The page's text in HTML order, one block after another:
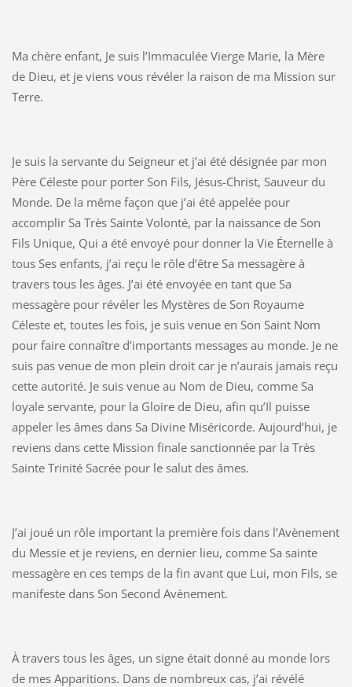
Ma chère enfant, Je suis l’Immaculée Vierge Marie, la Mère
de Dieu, et je viens vous révéler la raison de ma Mission sur
Terre.
Je suis la servante du Seigneur et j’ai été désignée par mon
Père Céleste pour porter Son Fils, Jésus-Christ, Sauveur du
Monde. De la même façon que j’ai été appelée pour
accomplir Sa Très Sainte Volonté, par la naissance de Son
Fils Unique, Qui a été envoyé pour donner la Vie Éternelle à
tous Ses enfants, j’ai reçu le rôle d’être Sa messagère à
travers tous les âges. J’ai été envoyée en tant que Sa
messagère pour révéler les Mystères de Son Royaume
Céleste et, toutes les fois, je suis venue en Son Saint Nom
pour faire connaître d’importants messages au monde. Je ne
suis pas venue de mon plein droit car je n’aurais jamais reçu
cette autorité. Je suis venue au Nom de Dieu, comme Sa
loyale servante, pour la Gloire de Dieu, afin qu’Il puisse
appeler les âmes dans Sa Divine Miséricorde. Aujourd’hui, je
reviens dans cette Mission finale sanctionnée par la Très
Sainte Trinité Sacrée pour le salut des âmes.
J’ai joué un rôle important la première fois dans l’Avènement
du Messie et je reviens, en dernier lieu, comme Sa sainte
messagère en ces temps de la fin avant que Lui, mon Fils, se
manifeste dans Son Second Avènement.
À travers tous les âges, un signe était donné au monde lors
de mes Apparitions. Dans de nombreux cas, j’ai révélé